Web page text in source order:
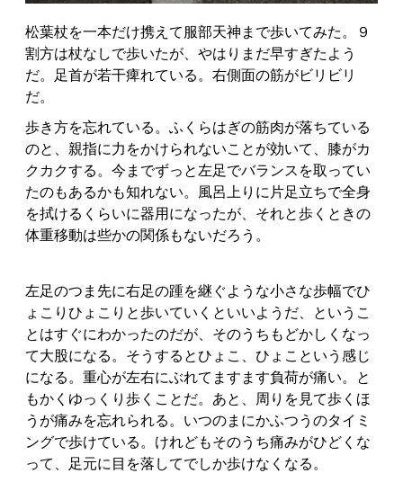
松葉杖を一本だけ携えて服部天神まで歩いてみた。９
割方は杖なしで歩いたが、やはりまだ早すぎたよう
だ。足首が若干痺れている。右側面の筋がビリビリ
だ。
歩き方を忘れている。ふくらはぎの筋肉が落ちている
のと、親指に力をかけられないことが効いて、膝がカ
クカクする。今までずっと左足でバランスを取ってい
たのもあるかも知れない。風呂上りに片足立ちで全身
を拭けるくらいに器用になったが、それと歩くときの
体重移動は些かの関係もないだろう。
左足のつま先に右足の踵を継ぐような小さな歩幅でひ
ょこりひょこりと歩いていくといいようだ、というこ
とはすぐにわかったのだが、そのうちもどかしくなっ
て大股になる。そうするとひょこ、ひょこという感じ
になる。重心が左右にぶれてますます負荷が痛い。と
もかくゆっくり歩くことだ。あと、周りを見て歩くほ
うが痛みを忘れられる。いつのまにかふつうのタイミ
ングで歩けている。けれどもそのうち痛みがひどくな
って、足元に目を落してでしか歩けなくなる。